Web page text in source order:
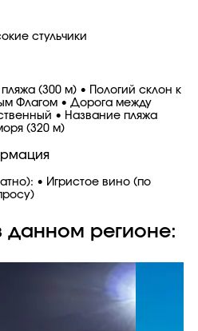
стульчики
(300 м) • Пологий склон к
Флагом • Дорога между
• Название пляжа
(320 м)
• Игристое вино (по
данном регионе: